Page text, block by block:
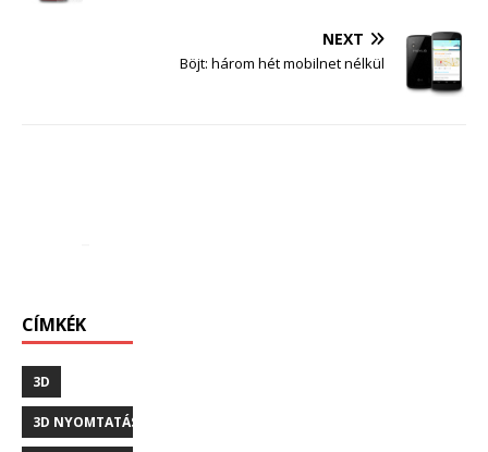
NEXT
Böjt: három hét mobilnet nélkül
CÍMKÉK
3D
3D NYOMTATÁS